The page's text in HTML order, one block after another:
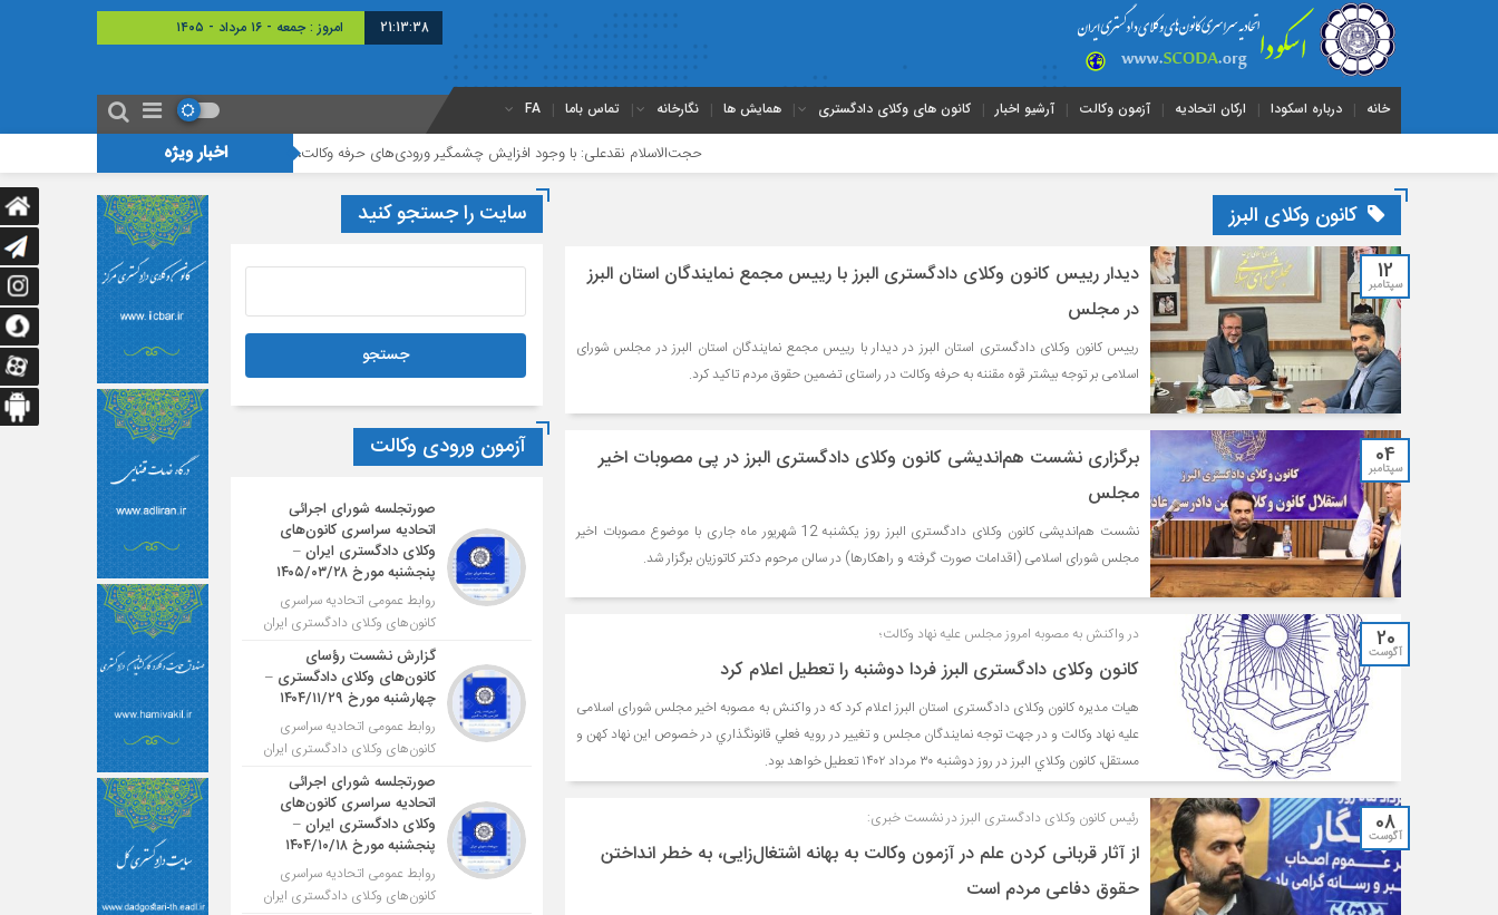
21:13:39 امروز : جمعه - ۱۶ مرداد - ۱۴۰۵
خانه درباره اسکودا ارکان اتحادیه آزمون وکالت آرشیو اخبار کانون های وکلای دادگستری همایش ها نگارخانه تماس باما FA
اخبار ویژه
حجت‌الاسلام نقدعلی: با وجود افزایش چشمگیر ورودی‌های حرفه وکالت، هدف طراحان قانون تسهیل محقق نشده است
کانون وکلای البرز
12
سپتامبر
دیدار رییس کانون وکلاى دادگسترى البرز با رییس مجمع نمایندگان استان البرز
در مجلس
رييس كانون وكلاى دادگسترى استان البرز در دیدار با رييس مجمع نمايندگان استان البرز در مجلس شوراى
اسلامى بر توجه بیشتر قوه مقننه به حرفه وکالت در راستای تضمین حقوق مردم تاکید کرد.
04
سپتامبر
برگزاری نشست هم‌اندیشى کانون وکلاى دادگسترى البرز در پی مصوبات اخیر
مجلس
نشست هم‌انديشى كانون وكلاى دادگسترى البرز روز يكشنبه 12 شهریور ماه جاری با موضوع مصوبات اخير
مجلس شوراى اسلامى (اقدامات صورت گرفته و راهكارها) در سالن مرحوم دكتر كاتوزيان برگزار شد.
20
آگوست
در واکنش به مصوبه امروز مجلس علیه نهاد وکالت؛
کانون وکلای دادگستری البرز فردا دوشنبه را تعطیل اعلام کرد
هیات مدیره کانون وکلای دادگستری استان البرز اعلام کرد که در واکنش به مصوبه اخیر مجلس شورای اسلامی
علیه نهاد وکالت و در جهت توجه نمايندگان مجلس و تغيير در رويه فعلي قانونگذاري در خصوص اين نهاد كهن و
مستقل، كانون وكلاي البرز در روز دوشنبه ٣٠ مرداد ۱۴۰۲ تعطيل خواهد بود.
08
آگوست
رئیس کانون وکلای دادگستری البرز در نشست خبری:
از آثار قربانی کردن علم در آزمون وکالت به بهانه اشتغال‌زایی، به خطر انداختن
حقوق دفاعی مردم است
سایت را جستجو کنید
آزمون ورودی وکالت
صورتجلسه شورای اجرائی
اتحادیه سراسری کانون‌های
وکلای دادگستری ایران –
پنجشنبه مورخ ۱۴۰۵/۰۳/۲۸
روابط عمومی اتحادیه سراسری
کانون‌های وکلای دادگستری ایران
گزارش نشست رؤسای
کانون‌های وکلای دادگستری –
چهارشنبه مورخ ۱۴۰۴/۱۱/۲۹
روابط عمومی اتحادیه سراسری
کانون‌های وکلای دادگستری ایران
صورتجلسه شورای اجرائی
اتحادیه سراسری کانون‌های
وکلای دادگستری ایران –
پنجشنبه مورخ ۱۴۰۴/۱۰/۱۸
روابط عمومی اتحادیه سراسری
کانون‌های وکلای دادگستری ایران